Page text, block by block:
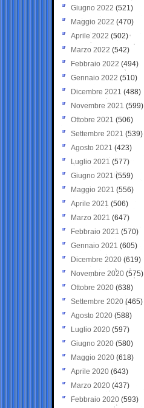
Giugno 2022 (521)
Maggio 2022 (470)
Aprile 2022 (502)
Marzo 2022 (542)
Febbraio 2022 (494)
Gennaio 2022 (510)
Dicembre 2021 (488)
Novembre 2021 (599)
Ottobre 2021 (506)
Settembre 2021 (539)
Agosto 2021 (423)
Luglio 2021 (577)
Giugno 2021(559)
Maggio 2021 (556)
Aprile 2021 (506)
Marzo 2021 (647)
Febbraio 2021 (570)
Gennaio 2021 (605)
Dicembre 2020 (619)
Novembre 2020 (575)
Ottobre 2020 (638)
Settembre 2020(465)
Agosto 2020 (588)
Luglio 2020 (597)
Giugno 2020 (580)
Maggio 2020 (618)
Aprile 2020 (643)
Marzo 2020 (437)
Febbraio 2020 (593)